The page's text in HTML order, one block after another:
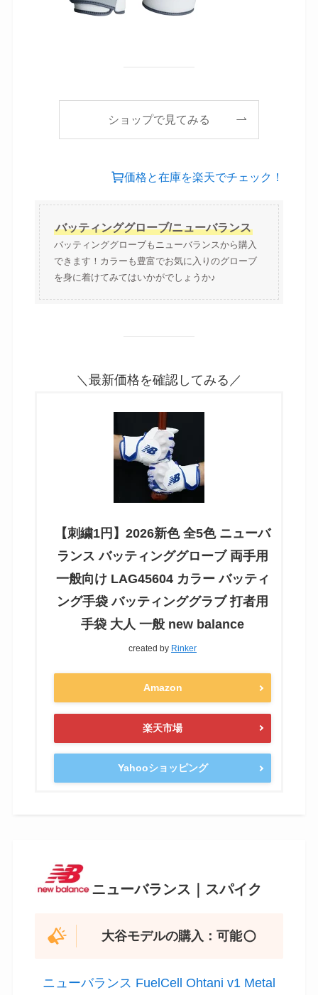
ショップで見てみる
価格と在庫を楽天でチェック！
バッティンググローブ/ニューバランス
バッティンググローブもニューバランスから購入
できます！カラーも豊富でお気に入りのグローブ
を身に着けてみてはいかがでしょうか♪
＼最新価格を確認してみる／
【刺繍1円】2026新色 全5色 ニューバ
ランス バッティンググローブ 両手用
一般向け LAG45604 カラー バッティ
ング手袋 バッティンググラブ 打者用
手袋 大人 一般 new balance
created by Rinker
Amazon
楽天市場
Yahooショッピング
ニューバランス｜スパイク
大谷モデルの購入：可能
ニューバランス FuelCell Ohtani v1 Metal